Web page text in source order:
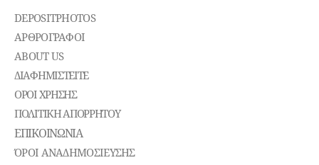
DEPOSITPHOTOS
ΑΡΘΡΟΓΡΑΦΟΙ
ABOUT US
ΔΙΑΦΗΜΙΣΤΕΊΤΕ
ΌΡΟΙ ΧΡΉΣΗΣ
ΠΟΛΙΤΙΚΉ ΑΠΟΡΡΉΤΟΥ
ΕΠΙΚΟΙΝΩΝΊΑ
ΌΡΟΙ ΑΝΑΔΗΜΟΣΙΕΥΣΗΣ